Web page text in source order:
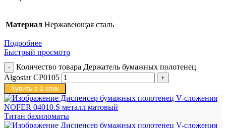
Материал Нержавеющая сталь
Подробнее
Быстрый просмотр
Количество товара Держатель бумажных полотенец
Algostar CP0105
Купить в 1 клик
Титан бахиломаты